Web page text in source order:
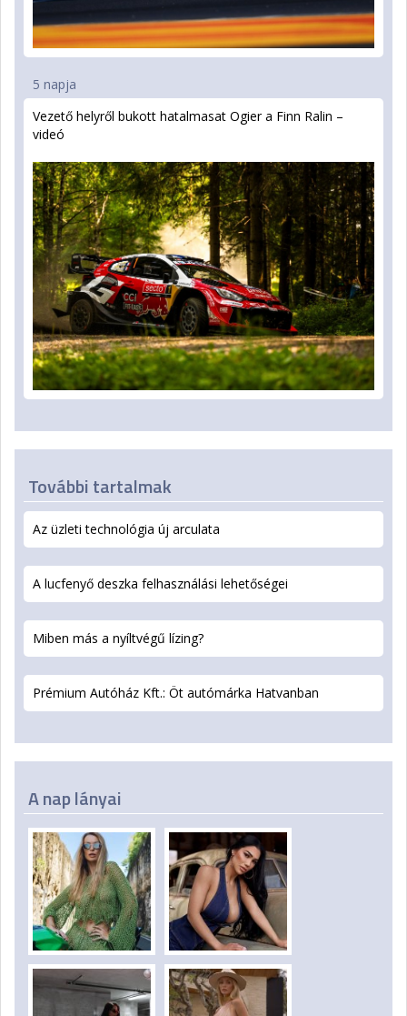
5 napja
Vezető helyről bukott hatalmasat Ogier a Finn Ralin –
videó
További tartalmak
Az üzleti technológia új arculata
A lucfenyő deszka felhasználási lehetőségei
Miben más a nyíltvégű lízing?
Prémium Autóház Kft.: Öt autómárka Hatvanban
A nap lányai